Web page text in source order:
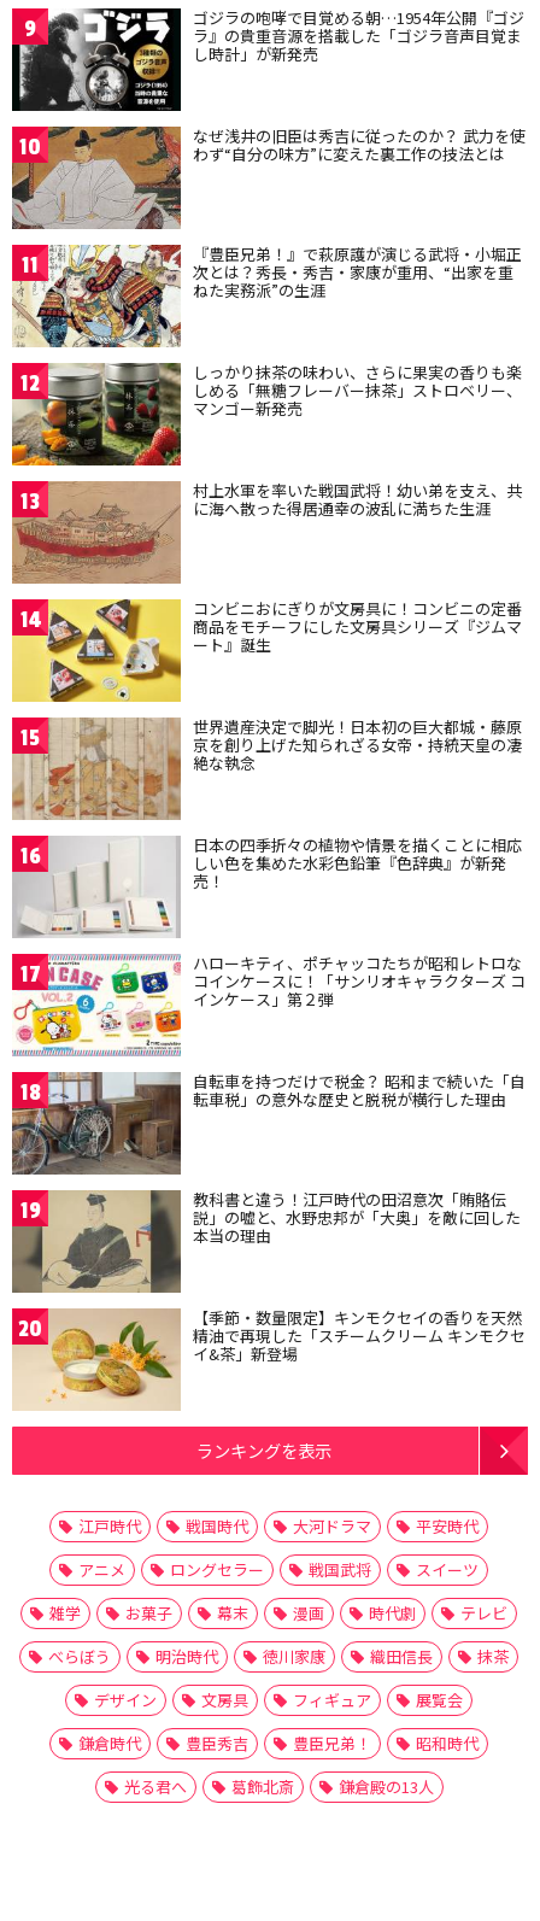
9 ゴジラの咆哮で目覚める朝…1954年公開『ゴジ
ラ』の貴重音源を搭載した「ゴジラ音声目覚ま
し時計」が新発売
10 なぜ浅井の旧臣は秀吉に従ったのか？ 武力を使
わず“自分の味方”に変えた裏工作の技法とは
11 『豊臣兄弟！』で萩原護が演じる武将・小堀正
次とは？秀長・秀吉・家康が重用、“出家を重
ねた実務派”の生涯
12 しっかり抹茶の味わい、さらに果実の香りも楽
しめる「無糖フレーバー抹茶」ストロベリー、
マンゴー新発売
13 村上水軍を率いた戦国武将！幼い弟を支え、共
に海へ散った得居通幸の波乱に満ちた生涯
14 コンビニおにぎりが文房具に！コンビニの定番
商品をモチーフにした文房具シリーズ『ジムマ
ート』誕生
15 世界遺産決定で脚光！日本初の巨大都城・藤原
京を創り上げた知られざる女帝・持統天皇の凄
絶な執念
16 日本の四季折々の植物や情景を描くことに相応
しい色を集めた水彩色鉛筆『色辞典』が新発
売！
17 ハローキティ、ポチャッコたちが昭和レトロな
コインケースに！「サンリオキャラクターズ コ
インケース」第２弾
18 自転車を持つだけで税金？ 昭和まで続いた「自
転車税」の意外な歴史と脱税が横行した理由
19 教科書と違う！江戸時代の田沼意次「賄賂伝
説」の嘘と、水野忠邦が「大奥」を敵に回した
本当の理由
20 【季節・数量限定】キンモクセイの香りを天然
精油で再現した「スチームクリーム キンモクセ
イ&茶」新登場
ランキングを表示
江戸時代 戦国時代 大河ドラマ
平安時代
アニメ
ロングセラー 戦国武将
スイーツ
雑学
お菓子 幕末 漫画 時代劇
テレビ
べらぼう
明治時代 徳川家康 織田信長
抹茶
デザイン
文房具 フィギュア
展覧会
鎌倉時代
豊臣秀吉 豊臣兄弟！
昭和時代
光る君へ
葛飾北斎 鎌倉殿の13人